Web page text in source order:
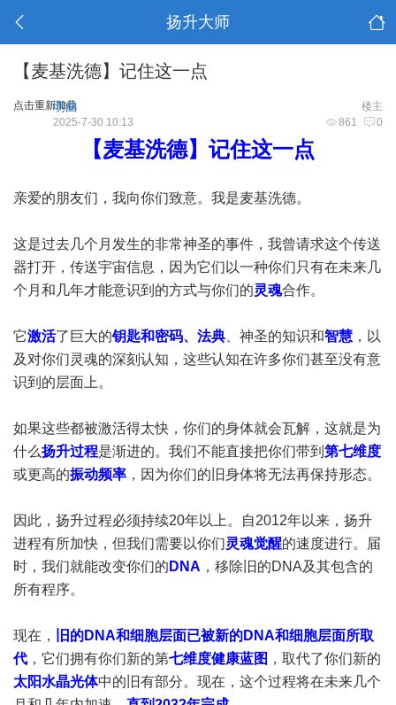
扬升大师
【麦基洗德】记住这一点
点击重新加载 楼主
明曲
861 0
2025-7-30 10:13
【麦基洗德】记住这一点
亲爱的朋友们，我向你们致意。我是麦基洗德。
这是过去几个月发生的非常神圣的事件，我曾请求这个传送
器打开，传送宇宙信息，因为它们以一种你们只有在未来几
个月和几年才能意识到的方式与你们的灵魂合作。
它激活了巨大的钥匙和密码、法典 、神圣的知识和智慧 ，以
及对你们灵魂的深刻认知，这些认知在许多你们甚至没有意
识到的层面上。
如果这些都被激活得太快，你们的身体就会瓦解，这就是为
什么扬升过程是渐进的。我们不能直接把你们带到 第七维度
或更高的振动频率 ，因为你们的旧身体将无法再保持形态。
因此，扬升过程必须持续20年以上。自2012年以来，扬升
进程有所加快，但我们需要以你们灵魂觉醒的速度进行。届
时，我们就能改变你们的 DNA ，移除旧的DNA及其包含的
所有程序。
现在，
旧的DNA和细胞层面已被新的DNA和细胞层面所取
代 ，它们拥有你们新的第七维度健康蓝图 ，取代了你们新的
太阳水晶光体中的旧有部分。现在，这个过程将在未来几个